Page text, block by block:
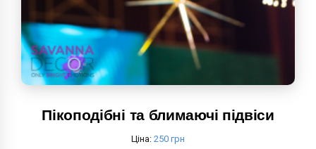
Пікоподібні та блимаючі підвіси
Ціна: 250 грн